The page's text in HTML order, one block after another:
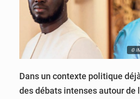
©
Dans un contexte politique
des débats intenses autour de